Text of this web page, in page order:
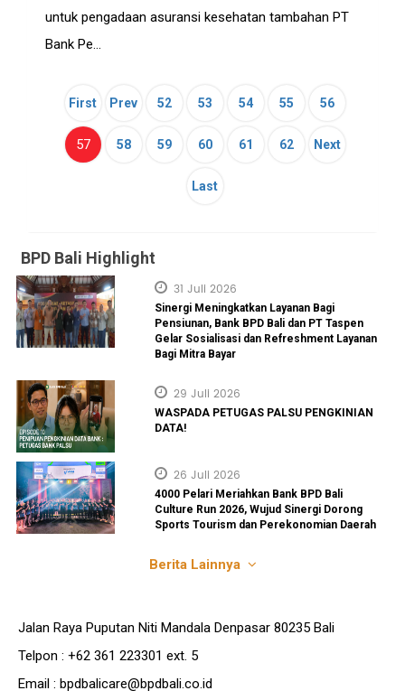
untuk pengadaan asuransi kesehatan tambahan PT
Bank Pe...
First Prev 52 53 54 55 56
57(current)
58 59 60 61 62 Next
Last
BPD Bali Highlight
31 Juli 2026
Sinergi Meningkatkan Layanan Bagi
Pensiunan, Bank BPD Bali dan PT Taspen
Gelar Sosialisasi dan Refreshment Layanan
Bagi Mitra Bayar
29 Juli 2026
WASPADA PETUGAS PALSU PENGKINIAN
DATA!
26 Juli 2026
4000 Pelari Meriahkan Bank BPD Bali
Culture Run 2026, Wujud Sinergi Dorong
Sports Tourism dan Perekonomian Daerah
Berita Lainnya
Jalan Raya Puputan Niti Mandala Denpasar 80235 Bali
Telpon : +62 361 223301 ext. 5
Email : bpdbalicare@bpdbali.co.id